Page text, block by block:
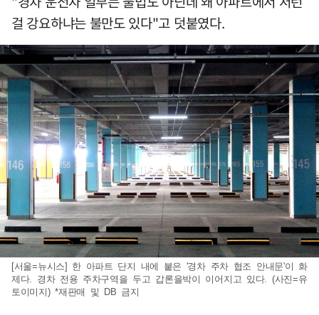
걸 강요하냐는 불만도 있다"고 덧붙였다.
[서울=뉴시스] 한 아파트 단지 내에 붙은 '경차 주차 협조 안내문'이 화
제다. 경차 전용 주차구역을 두고 갑론을박이 이어지고 있다. (사진=유
토이미지) *재판매 및 DB 금지